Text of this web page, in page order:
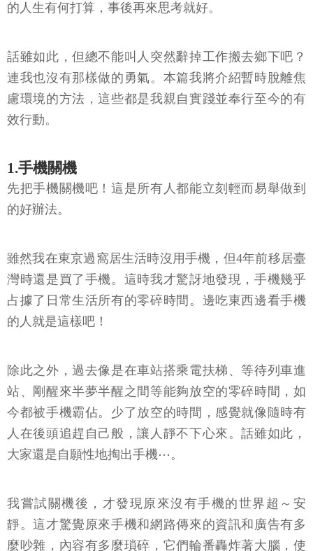
的人生有何打算，事後再來思考就好。
話雖如此，但總不能叫人突然辭掉工作搬去鄉下吧？
連我也沒有那樣做的勇氣。本篇我將介紹暫時脫離焦
慮環境的方法，這些都是我親自實踐並奉行至今的有
效行動。
1.手機關機
先把手機關機吧！這是所有人都能立刻輕而易舉做到
的好辦法。
雖然我在東京過窩居生活時沒用手機，但4年前移居臺
灣時還是買了手機。這時我才驚訝地發現，手機幾乎
占據了日常生活所有的零碎時間。邊吃東西邊看手機
的人就是這樣吧！
除此之外，過去像是在車站搭乘電扶梯、等待列車進
站、剛醒來半夢半醒之間等能夠放空的零碎時間，如
今都被手機霸佔。少了放空的時間，感覺就像隨時有
人在後頭追趕自己般，讓人靜不下心來。話雖如此，
大家還是自願性地掏出手機⋯。
我嘗試關機後，才發現原來沒有手機的世界超～安
靜。這才驚覺原來手機和網路傳來的資訊和廣告有多
麼吵雜，內容有多麼瑣碎，它們輪番轟炸著大腦，使